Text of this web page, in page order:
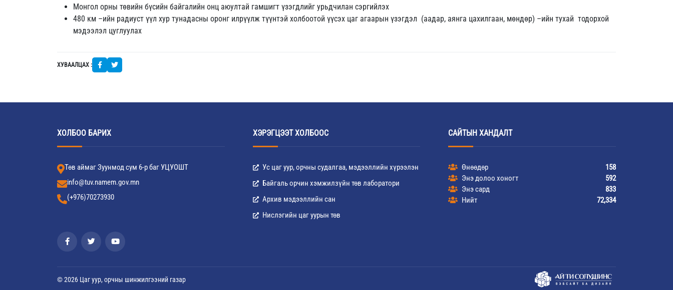
Монгол орны төвийн бүсийн байгалийн онц аюултай гамшигт үзэгдлийг урьдчилан сэргийлэх
480 км –ийн радиуст үүл хур тунадасны оронг илрүүлж түүнтэй холбоотой үүсэх цаг агаарын үзэгдэл (аадар, аянга цахилгаан, мөндөр) –ийн тухай тодорхой
мэдээлэл цуглуулах
ХУВААЛЦАХ :
ХОЛБОО БАРИХ
Төв аймаг Зуунмод сум 6-р баг УЦУОШТ
info@tuv.namem.gov.mn
(+976)70273930
ХЭРЭГЦЭЭТ ХОЛБООС
Ус цаг уур, орчны судалгаа, мэдээллийн хүрээлэн
Байгаль орчин хэмжилзүйн төв лаборатори
Архив мэдээллийн сан
Нислэгийн цаг уурын төв
САЙТЫН ХАНДАЛТ
Өнөөдөр
158
Энэ долоо хоногт
592
Энэ сард
833
Нийт
72,334
© 2026 Цаг уур, орчны шинжилгээний газар